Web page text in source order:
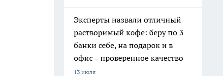
Эксперты назвали отличный
растворимый кофе: беру по 3
банки себе, на подарок и в
офис – проверенное качество
13 июля